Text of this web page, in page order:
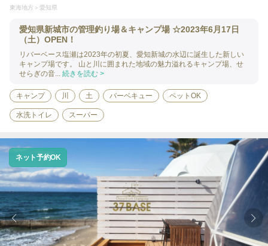
東海地方 愛知県
愛知県新城市の管理釣り場＆キャンプ場 ⁡☆2023年6月17日
（土）OPEN！
リバーベース塩瀬は2023年の初夏、愛知新城の水辺に誕生した新しい
キャンプ場です。 山と川に囲まれた地域の魅力溢れるキャンプ場、せ
せらぎの音... 続きを読む >
キャンプ 川 土 バーベキュー ペットOK
水洗トイレ スーパー
ネット予約OK